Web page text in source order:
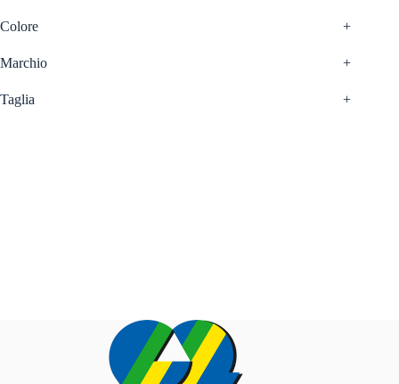
Colore +
Marchio +
Taglia +